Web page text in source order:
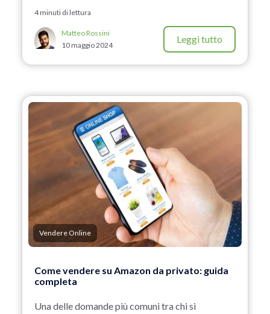
4 minuti di lettura
Matteo Rossini
10 maggio 2024
Leggi tutto
Vendere Online
Come vendere su Amazon da privato: guida
completa
Una delle domande più comuni tra chi si